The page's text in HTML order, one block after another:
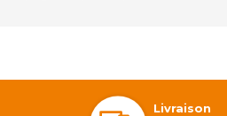
Livraison